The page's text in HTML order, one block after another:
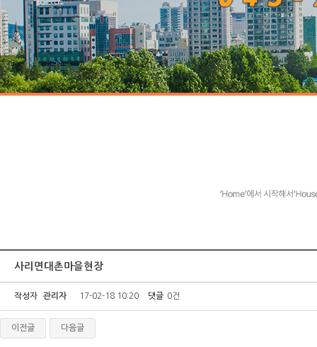
사리면대촌마을현장
작성자 관리자 17-02-18 10:20 댓글 0건
이전글 다음글